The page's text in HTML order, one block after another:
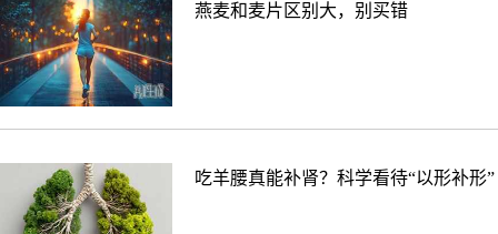
燕麦和麦片区别大，别买错
吃羊腰真能补肾？科学看待“以形补形”